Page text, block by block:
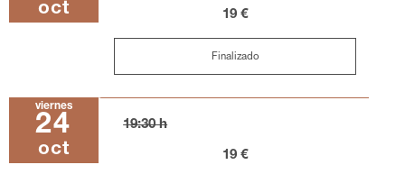
oct 19 €
Finalizado
viernes
24
oct
19:30 h
19 €